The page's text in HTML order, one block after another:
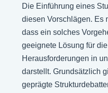
Die Einführung eines
diesen Vorschlägen. Es
dass ein solches
geeignete Lösung für
Herausforderungen in
darstellt. Grundsätzlich
geprägte